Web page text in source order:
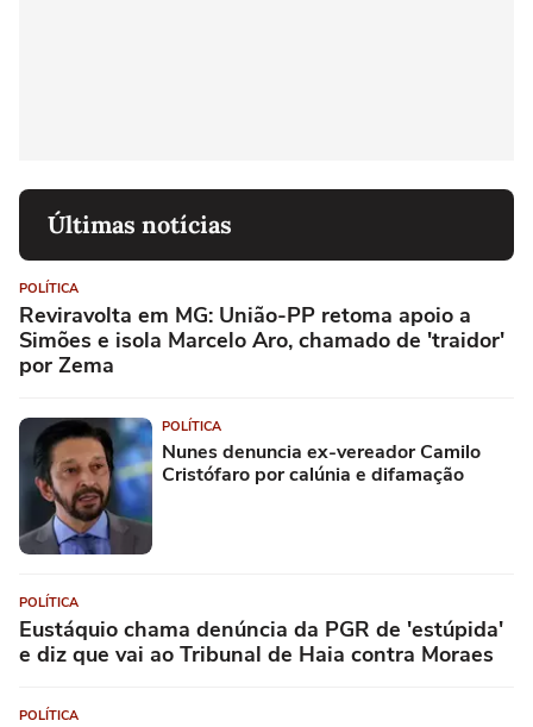
Últimas notícias
POLÍTICA
Reviravolta em MG: União-PP retoma apoio a
Simões e isola Marcelo Aro, chamado de 'traidor'
por Zema
POLÍTICA
Nunes denuncia ex-vereador Camilo
Cristófaro por calúnia e difamação
POLÍTICA
Eustáquio chama denúncia da PGR de 'estúpida'
e diz que vai ao Tribunal de Haia contra Moraes
POLÍTICA